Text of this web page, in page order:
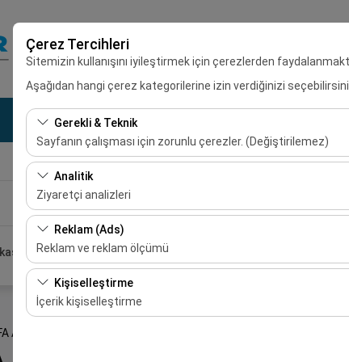
Çerez Tercihleri
Sitemizin kullanışını iyileştirmek için çerezlerden
Aşağıdan hangi çerez kategorilerine izin verdiğinizi
Gerekli & Teknik
Sayfanın çalışması için zorunlu çerezler. (Değiştirilemez)
Bu çerezler sitenin doğru şekilde çalışması, güvenlik, oturum
bırakılamaz.
Analitik
Ziyaretçi analizleri
Bu çerezler, sitemizin nasıl kullanıldığını (ziyaretçi sayısı,
etmemizi sağlar. Bu veriler, web sitesi performansını ölçmek
Reklam (Ads)
Reklam ve reklam ölçümü
Bu çerezler, size ilgi alanlarınıza uygun kişiselleştirilmiş
etkinliğini (gösterim sayısı, tıklama oranı) ölçmemize olanak
Kişiselleştirme
İçerik kişiselleştirme
deneyiminizin tutarlılığını ve sürekliliğini sağlamak amacıyla
bırakacağım
ARAÇ KİRALAMA